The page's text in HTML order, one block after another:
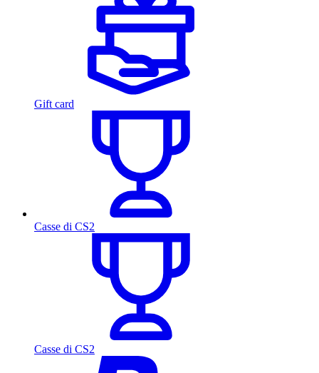
Gift card
Casse di CS2
Casse di CS2